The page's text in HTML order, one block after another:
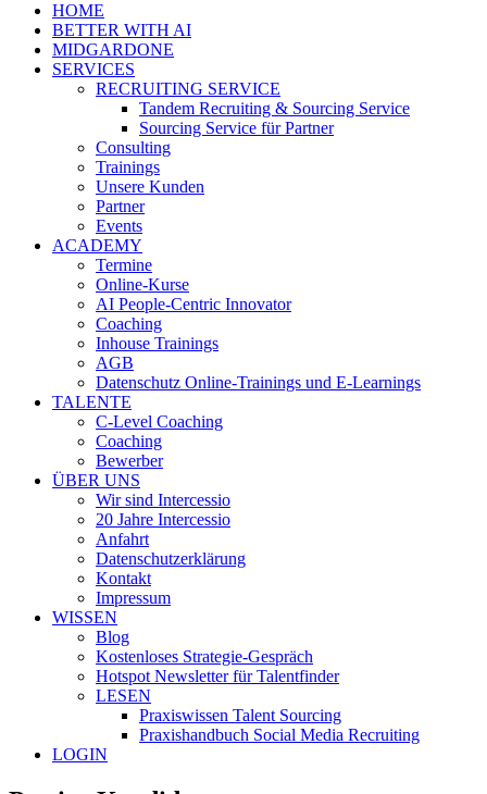
HOME
BETTER WITH AI
MIDGARDONE
SERVICES
RECRUITING SERVICE
Tandem Recruiting & Sourcing Service
Sourcing Service für Partner
Consulting
Trainings
Unsere Kunden
Partner
Events
ACADEMY
Termine
Online-Kurse
AI People-Centric Innovator
Coaching
Inhouse Trainings
AGB
Datenschutz Online-Trainings und E-Learnings
TALENTE
C-Level Coaching
Coaching
Bewerber
ÜBER UNS
Wir sind Intercessio
20 Jahre Intercessio
Anfahrt
Datenschutzerklärung
Kontakt
Impressum
WISSEN
Blog
Kostenloses Strategie-Gespräch
Hotspot Newsletter für Talentfinder
LESEN
Praxiswissen Talent Sourcing
Praxishandbuch Social Media Recruiting
LOGIN